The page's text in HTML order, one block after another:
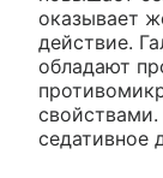
оказывает
действие.
обладают
седативное